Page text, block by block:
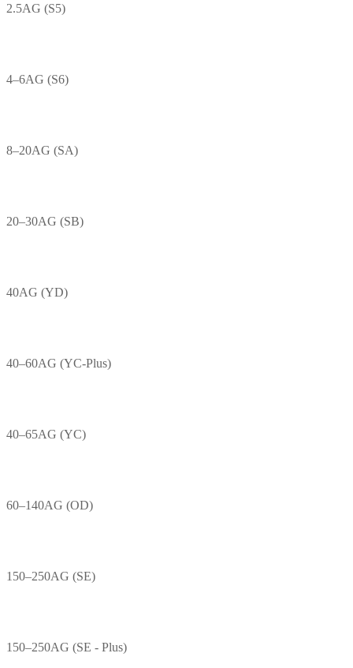
2.5AG (S5)
4–6AG (S6)
8–20AG (SA)
20–30AG (SB)
40AG (YD)
40–60AG (YC-Plus)
40–65AG (YC)
60–140AG (OD)
150–250AG (SE)
150–250AG (SE - Plus)